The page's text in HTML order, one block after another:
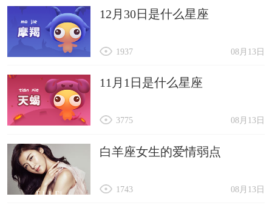
12月30日是什么星座
08月13日
1937
11月1日是什么星座
08月13日
3775
白羊座女生的爱情弱点
08月13日
1743